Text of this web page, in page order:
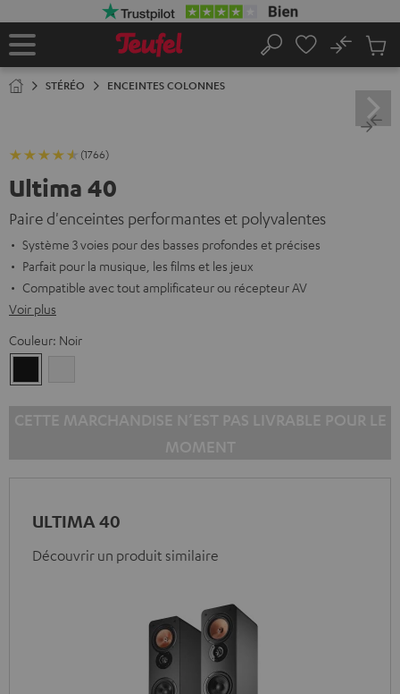
Page
Rechercher
No
panier
STÉRÉO ENCEINTES COLONNES
(1766)
Ultima 40
Paire d'enceintes performantes et polyvalentes
Système 3 voies pour des basses profondes et précises
Parfait pour la musique, les films et les jeux
Compatible avec tout amplificateur ou récepteur AV
Voir plus
Couleur: Noir
ULTIMA 40
Découvrir un produit similaire